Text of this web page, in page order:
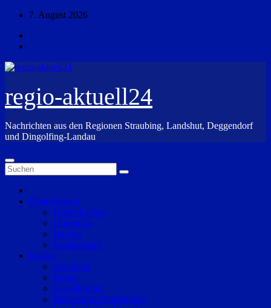
Zum
springen
7. August 2026
regio-aktuell24
Nachrichten aus den Regionen Straubing, Landshut, Deggendorf
und Dingolfing-Landau
Überregional
Niederbayern
Oberpfalz
Bayern
Deutschland
Region
Straubing
Bogen
Geiselhöring
Mallersdorf-Pfaffenberg